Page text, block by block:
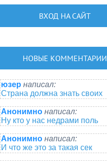
ВХОД НА САЙТ
НОВЫЕ КОММЕНТАРИИ
юзер написал:
Страна должна знать своих
Анонимно написал:
Ну кто у нас недрами поль
Анонимно написал:
И что же это за такая сек